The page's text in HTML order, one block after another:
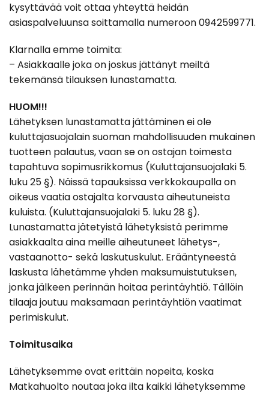
kysyttävää voit ottaa yhteyttä heidän
asiaspalveluunsa soittamalla numeroon 0942599771.
Klarnalla emme toimita:
– Asiakkaalle joka on joskus jättänyt meiltä
tekemänsä tilauksen lunastamatta.
HUOM!!!
Lähetyksen lunastamatta jättäminen ei ole
kuluttajasuojalain suoman mahdollisuuden mukainen
tuotteen palautus, vaan se on ostajan toimesta
tapahtuva sopimusrikkomus (Kuluttajansuojalaki 5.
luku 25 §). Näissä tapauksissa verkkokaupalla on
oikeus vaatia ostajalta korvausta aiheutuneista
kuluista. (Kuluttajansuojalaki 5. luku 28 §).
Lunastamatta jätetyistä lähetyksistä perimme
asiakkaalta aina meille aiheutuneet lähetys-,
vastaanotto- sekä laskutuskulut. Erääntyneestä
laskusta lähetämme yhden maksumuistutuksen,
jonka jälkeen perinnän hoitaa perintäyhtiö. Tällöin
tilaaja joutuu maksamaan perintäyhtiön vaatimat
perimiskulut.
Toimitusaika
Lähetyksemme ovat erittäin nopeita, koska
Matkahuolto noutaa joka ilta kaikki lähetyksemme